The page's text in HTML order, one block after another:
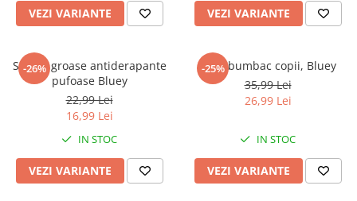
VEZI VARIANTE VEZI VARIANTE
-26%
Sosete groase antiderapante
pufoase Bluey
22,99 Lei
16,99 Lei
IN STOC
VEZI VARIANTE
-25%
Dres bumbac copii, Bluey
35,99 Lei
26,99 Lei
IN STOC
VEZI VARIANTE